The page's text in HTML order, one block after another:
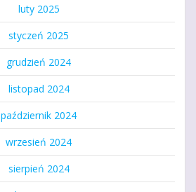
luty 2025
styczeń 2025
grudzień 2024
listopad 2024
październik 2024
wrzesień 2024
sierpień 2024